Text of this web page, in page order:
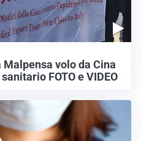
volo da Cina
FOTO e VIDEO